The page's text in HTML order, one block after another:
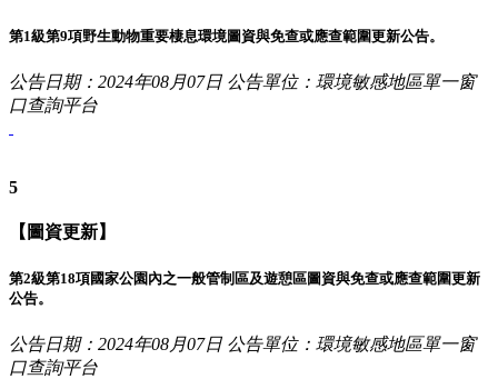
第1級第9項野生動物重要棲息環境圖資與免查或應查範圍更新公告。
公告日期：2024年08月07日 公告單位：環境敏感地區單一窗
口查詢平台
5
【圖資更新】
第2級第18項國家公園內之一般管制區及遊憩區圖資與免查或應查範圍更新
公告。
公告日期：2024年08月07日 公告單位：環境敏感地區單一窗
口查詢平台